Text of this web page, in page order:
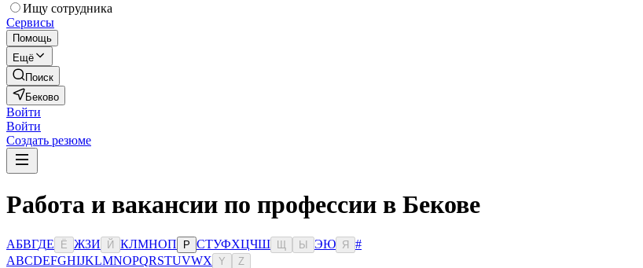
Ищу сотрудника
Сервисы
Помощь
Ещё
Поиск
Беково
Войти
Войти
Создать резюме
Работа и вакансии по профессии в Бекове
АБВГДЕ Ё ЖЗИ Й КЛМНОП Р СТУФХЦЧШ Ы ЭЮ Я
#
ABCDEFGHIJKLMNOPQRSTUVWX Y Z